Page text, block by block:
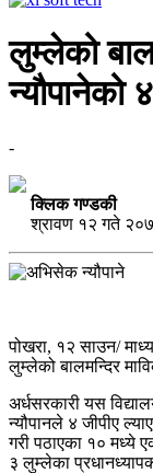
लुम्लेको
न्यौपानेको
-
क्लिक गण्डकी
श्रावण १२ गते
पोखरा, १२ साउन/
लुम्लेको बालमन्दिर
अर्धसरकारी यस
न्यौपानले ४ जीपीए
गरी पठाएका १० मध्ये एक
३ लुम्लेका